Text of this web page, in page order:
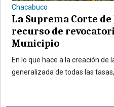
Chacabuco
La Suprema Corte
recurso de
Municipio
En lo que hace a la creación de
generalizada de todas las